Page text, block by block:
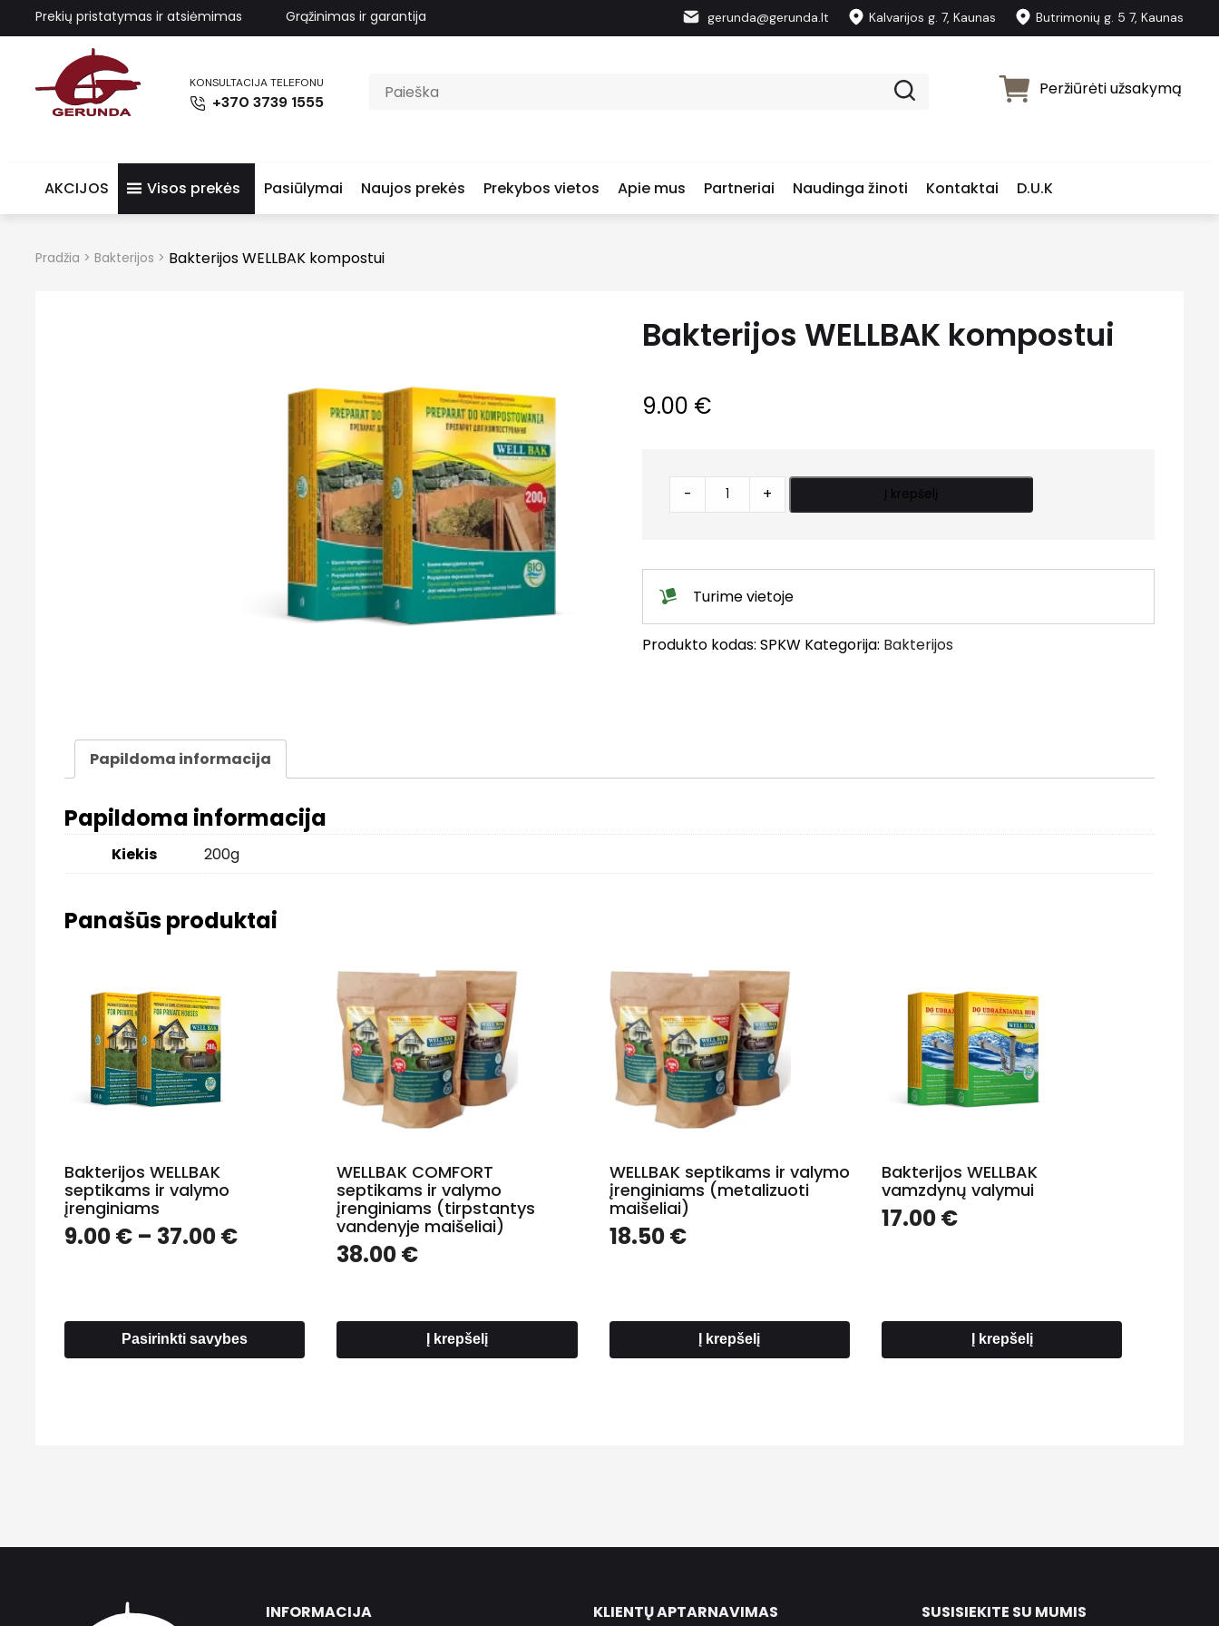
Prekių pristatymas ir atsiėmimas Grąžinimas ir garantija gerunda@gerunda.lt Kalvarijos g. 7, Kaunas Butrimonių g. 5 7, Kaunas
KONSULTACIJA TELEFONU
+370 3739 1555
Peržiūrėti užsakymą
AKCIJOS Visos prekės Pasiūlymai Naujos prekės Prekybos vietos Apie mus Partneriai Naudinga žinoti Kontaktai D.U.K
Pradžia > Bakterijos > Bakterijos WELLBAK kompostui
Bakterijos WELLBAK kompostui
9.00 €
Bakterijos
WELLBAK
- + Į krepšelį
Turime vietoje
Produkto kodas:SPKW Kategorija: Bakterijos
Papildoma informacija
Papildoma informacija
Kiekis 200g
Panašūs produktai
Bakterijos WELLBAK
septikams ir valymo
įrenginiams
9.00€ – 37.00€Price
37.00 €
Pasirinkti savybes
WELLBAK COMFORT
septikams ir valymo
įrenginiams (tirpstantys
vandenyje maišeliai)
38.00€
Į krepšelį
WELLBAK septikams ir valymo
įrenginiams (metalizuoti
maišeliai)
18.50€
Į krepšelį
Bakterijos WELLBAK
vamzdynų valymui
17.00€
Į krepšelį
INFORMACIJA KLIENTŲ APTARNAVIMAS SUSISIEKITE SU MUMIS